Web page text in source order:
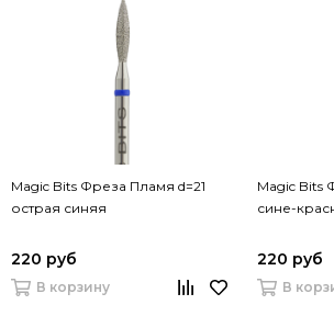
Magic Bits Фреза Пламя d=21
острая синяя
220 руб
В корзину
Magic Bits
сине-
220 руб
В